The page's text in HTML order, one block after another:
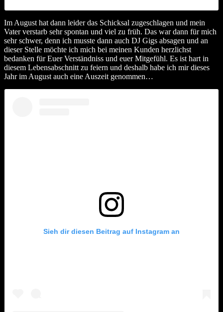
Im August hat dann leider das Schicksal zugeschlagen und mein
Vater verstarb sehr spontan und viel zu früh. Das war dann für mich
sehr schwer, denn ich musste dann auch DJ Gigs absagen und an
dieser Stelle möchte ich mich bei meinen Kunden herzlichst
bedanken für Euer Verständniss und euer Mitgefühl. Es ist hart in
diesem Lebensabschnitt zu feiern und deshalb habe ich mir dieses
Jahr im August auch eine Auszeit genommen…
Sieh dir diesen Beitrag auf Instagram an